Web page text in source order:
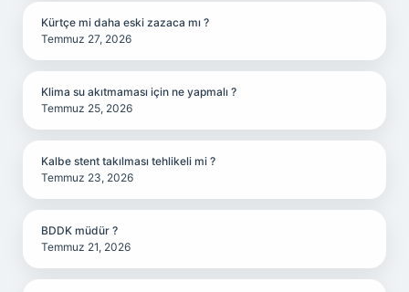
Kürtçe mi daha eski zazaca mı ?
Temmuz 27, 2026
Klima su akıtmaması için ne yapmalı ?
Temmuz 25, 2026
Kalbe stent takılması tehlikeli mi ?
Temmuz 23, 2026
BDDK müdür ?
Temmuz 21, 2026